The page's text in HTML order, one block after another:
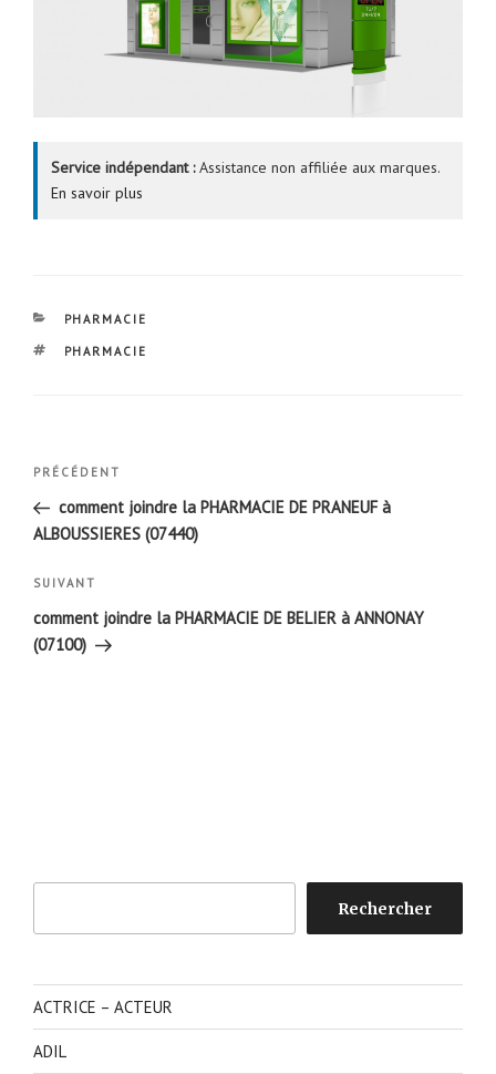
Service indépendant :Assistance non affiliée aux marques.
En savoir plus
CATÉGORIES
PHARMACIE
ÉTIQUETTES
PHARMACIE
Navigation
l’article
Article
précédent
PRÉCÉDENT
comment joindre la PHARMACIE DE PRANEUF à
ALBOUSSIERES (07440)
Article
suivant
SUIVANT
comment joindre la PHARMACIE DE BELIER à ANNONAY
(07100)
Rechercher
ACTRICE – ACTEUR
ADIL